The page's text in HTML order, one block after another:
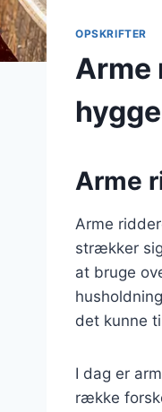
OPSKRIFTER
Arme
Arme
Arme
strækker
at bruge
det kunne
I dag er
række